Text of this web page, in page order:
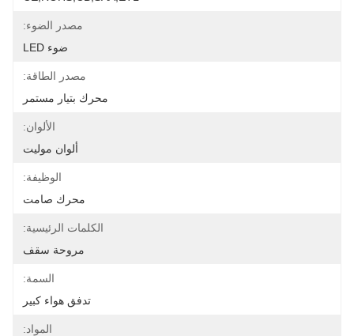
مصدر الضوء:
ضوء LED
مصدر الطاقة:
محرك بتيار مستمر
الألوان:
ألوان موليت
الوظيفة:
محرك صامت
الكلمات الرئيسية:
مروحة سقف
السمة:
تدفق هواء كبير
المواد: